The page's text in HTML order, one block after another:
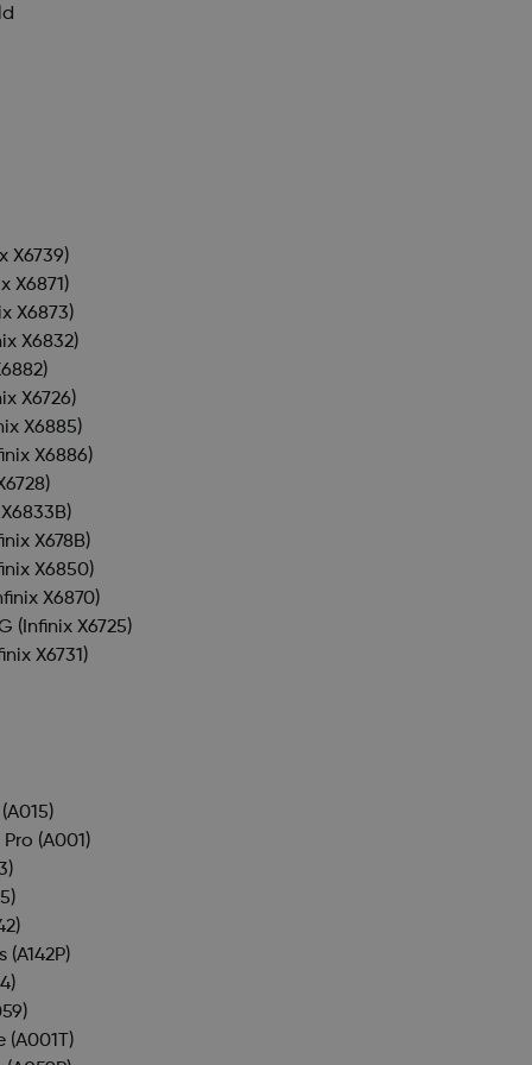
X6739)
X6871)
X6873)
X6832)
X6726)
X6885)
X6886)
X678B)
X6850)
X6870)
(Infinix X6725)
X6731)
(A001)
(A142P)
(A001T)